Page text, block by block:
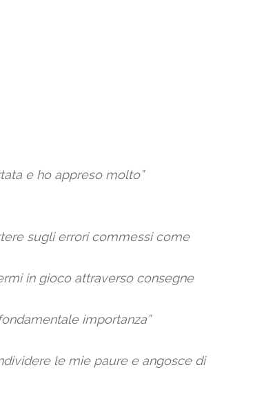
e ho appreso molto”
sugli errori commessi come
in gioco attraverso consegne
importanza”
le mie paure e angosce di